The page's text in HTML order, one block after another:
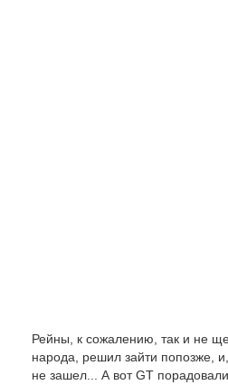
Рейны, к сожалению, так и не
народа, решил зайти попозже,
не зашел... А вот GT